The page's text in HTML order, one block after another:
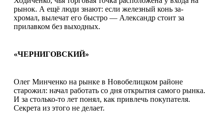
рынок. А ещё люди знают: если железный конь за­
хромал, вылечат его быстро — Александр стоит за
прилавком без выходных.
«ЧЕРНИГОВСКИЙ»
Олег Минченко на рынке в Новобелицком районе
старожил: начал работать со дня открытия самого рынка.
И за столько-то лет понял, как привлечь покупателя.
Секрета из этого не делает.